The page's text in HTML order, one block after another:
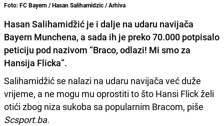
Foto: FC Bayern / Hasan Salihamidzic / Arhiva
Hasan Salihamidžić je i dalje na udaru navijača
Bayern Munchena, a sada ih je preko 70.000 potpisalo
peticiju pod nazivom “Braco, odlazi! Mi smo za
Hansija Flicka”.
Salihamidžić se nalazi na udaru navijača već duže
vrijeme, a ne mogu mu oprostiti to što Hansi Flick želi
otići zbog niza sukoba sa popularnim Bracom, piše
Scsport.ba.